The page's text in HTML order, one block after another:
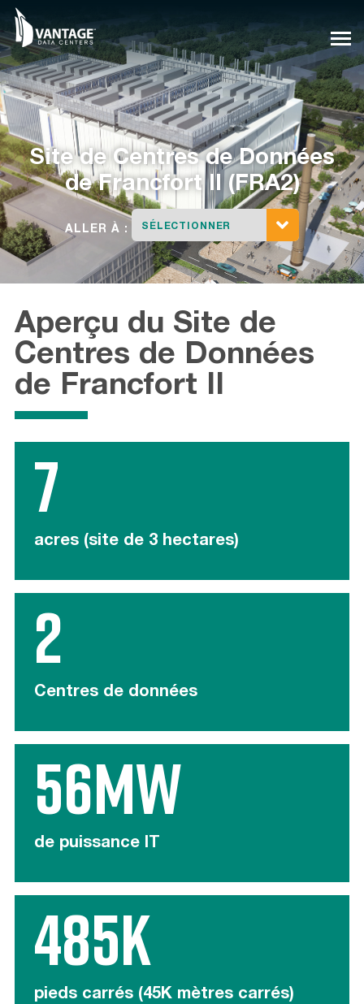
Skip
to
content
Site de Centres de Données
deFrancfort II (FRA2)
ALLER À : SÉLECTIONNER
Aperçu du Site de
Centres de Données
de Francfort II
7
acres (site de 3 hectares)
2
Centres de données
56MW
de puissance IT
485K
pieds carrés (45K mètres carrés)